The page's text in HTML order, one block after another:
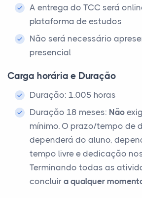
A entrega do TCC será
plataforma de estudos
Não será necessário
presencial
Carga horária e Duração
Duração: 1.005 horas
Duração 18 meses: Não
mínimo. O prazo/tempo de
dependerá do aluno,
tempo livre e dedicação
Terminando todas as
concluir a qualquer